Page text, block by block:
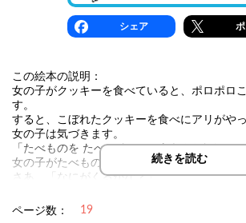
シェア
この絵本の説明：
女の子がクッキーを食べていると、ポロポロ
す。
すると、こぼれたクッキーを食べにアリがや
女の子は気づきます。
「たべものを たべに なにかが くるんだね」
女の子がたべものを置くと、いろいろなもの
さあ、「なにがくるかな？」
続きを読む
ページ数： 19